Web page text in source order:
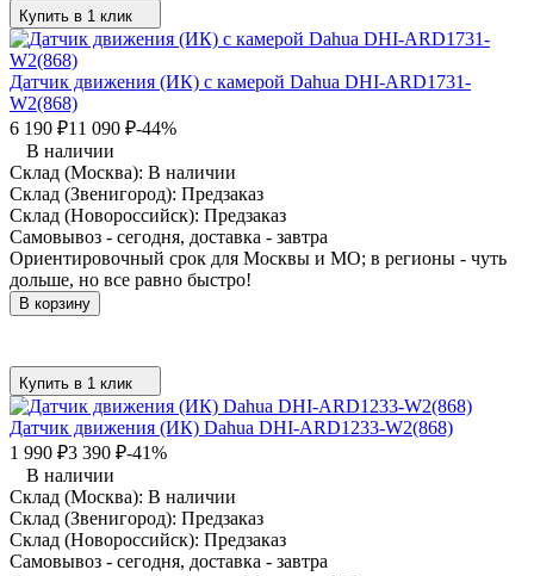
Купить в 1 клик
Датчик движения (ИК) с камерой Dahua DHI-ARD1731-
W2(868)
6 190 ₽11 090 ₽-44%
В наличии
Склад (Москва): В наличии
Склад (Звенигород): Предзаказ
Склад (Новороссийск): Предзаказ
Самовывоз - сегодня, доставка - завтра
Ориентировочный срок для Москвы и МО; в регионы - чуть
дольше, но все равно быстро!
В корзину
Купить в 1 клик
Датчик движения (ИК) Dahua DHI-ARD1233-W2(868)
1 990 ₽3 390 ₽-41%
В наличии
Склад (Москва): В наличии
Склад (Звенигород): Предзаказ
Склад (Новороссийск): Предзаказ
Самовывоз - сегодня, доставка - завтра